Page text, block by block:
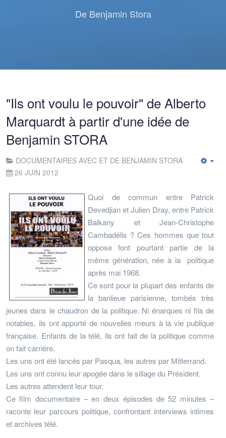
De Benjamin Stora
"Ils ont voulu le pouvoir" de Alberto
Marquardt à partir d'une idée de
Benjamin STORA
DOCUMENTAIRES AVEC ET DE BENJAMIN STORA
26 JUIN 2012
Quoi de commun entre Patrick
Devedjian et Julien Dray, entre Patrick
Balkany et Jean-Christophe
Cambadélis ? Ces hommes que tout
oppose font pourtant partie de la
même génération, née à la politique
après mai 1968.
Ce sont pour la plupart des enfants de
la banlieue parisienne, tombés très
jeunes dans le chaudron de la politique. Ni énarques ni fils de
notables, ils ont apporté de nouvelles meurs à la vie publique
française. Enfants de la télé, ils ont fait de la politique comme
on fait carrière.
Les uns ont été lancés par Pasqua, les autres par Mitterrand.
Les uns ont connu leur apogée dans le sillage du Président.
Les autres attendent leur tour.
Ce film documentaire – en deux épisodes de 52 minutes –
raconte leur parcours politique, confrontant interviews intimes
et archives télé.